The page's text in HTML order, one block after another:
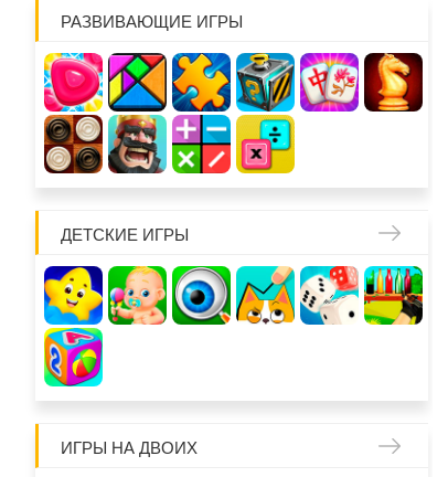
РАЗВИВАЮЩИЕ ИГРЫ
ДЕТСКИЕ ИГРЫ
ИГРЫ НА ДВОИХ